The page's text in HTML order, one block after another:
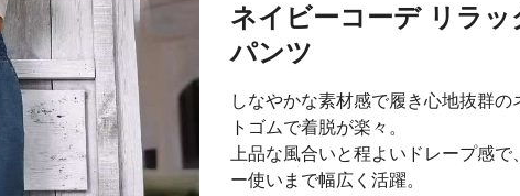
ネイビーコーデ リラ
パンツ
しなやかな素材感で履き心地抜群
トゴムで着脱が楽々。
上品な風合いと程よいドレープ感
ー使いまで幅広く活躍。